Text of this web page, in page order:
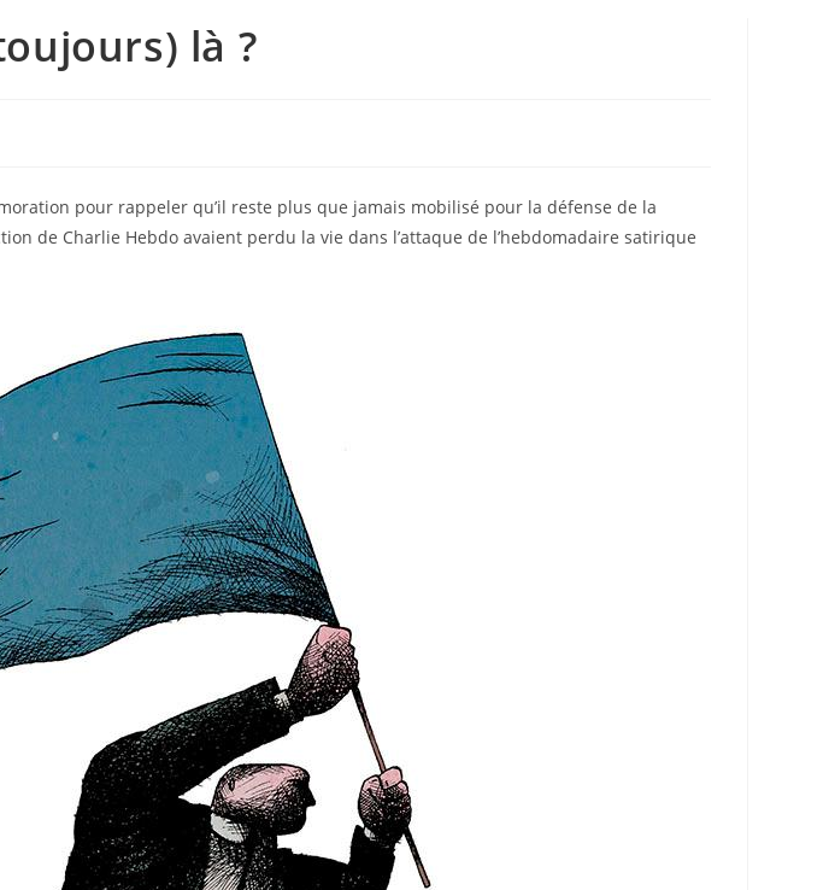
là ?
pour rappeler qu’il reste plus que jamais mobilisé pour la défense de la
de Charlie Hebdo avaient perdu la vie dans l’attaque de l’hebdomadaire satirique